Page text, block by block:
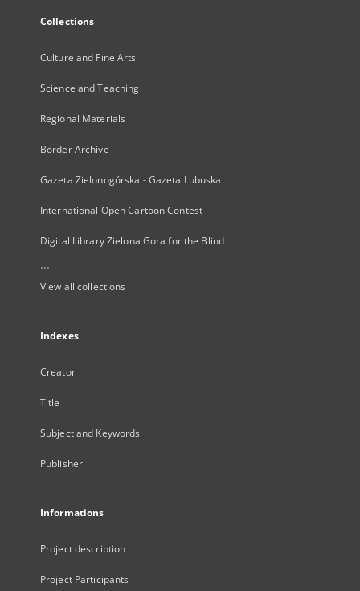
Collections
Culture and Fine Arts
Science and Teaching
Regional Materials
Border Archive
Gazeta Zielonogórska - Gazeta Lubuska
International Open Cartoon Contest
Digital Library Zielona Gora for the Blind
...
View all collections
Indexes
Creator
Title
Subject and Keywords
Publisher
Informations
Project description
Project Participants